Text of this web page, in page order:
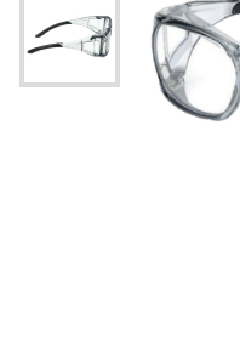
images
gallery